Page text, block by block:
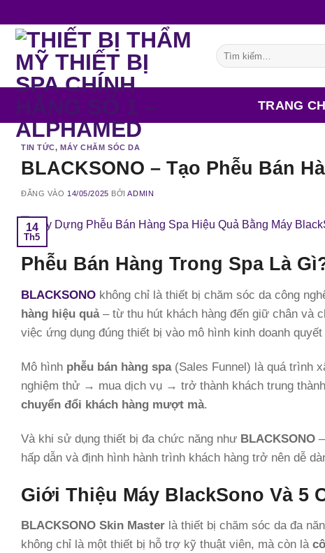
qua
dung
Tìm
kiếm:
TRANG
TIN TỨC,MÁY CHĂM SÓC DA
BLACKSONO – Tạo Phễu Bán
ĐĂNG VÀO 14/05/2025 BỞIADMIN
14
Th5
Phễu Bán Hàng Trong Spa Là
BLACKSONO không chỉ là thiết bị chăm sóc da công
hàng hiệu quả– từ thu hút khách hàng đến giữ chân và
việc ứng dụng đúng thiết bị vào mô hình kinh doanh
Mô hình phễu bán hàng spa(Sales Funnel) là quá trình
nghiệm thử → mua dịch vụ → trở thành khách trung
chuyển đổi khách hàng mượt mà.
Và khi sử dụng thiết bị đa chức năng như BLACKSONO
hấp dẫn và định hình hành trình khách hàng trở nên dễ
Giới Thiệu Máy BlackSono Và 5
BLACKSONO Skin Master là thiết bị chăm sóc da đa
không chỉ là một thiết bị hỗ trợ kỹ thuật viên, mà còn là